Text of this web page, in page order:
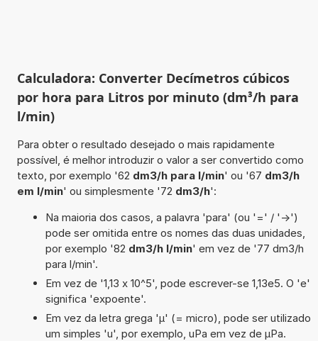
Calculadora: Converter Decímetros cúbicos
por hora para Litros por minuto (dm³/h para
l/min)
Para obter o resultado desejado o mais rapidamente
possível, é melhor introduzir o valor a ser convertido como
texto, por exemplo '62 dm3/h para l/min' ou '67 dm3/h
em l/min' ou simplesmente '72 dm3/h':
Na maioria dos casos, a palavra 'para' (ou '=' / '->')
pode ser omitida entre os nomes das duas unidades,
por exemplo '82 dm3/h l/min' em vez de '77 dm3/h
para l/min'.
Em vez de '1,13 x 10^5', pode escrever-se 1,13e5. O 'e'
significa 'expoente'.
Em vez da letra grega 'µ' (= micro), pode ser utilizado
um simples 'u', por exemplo, uPa em vez de µPa.